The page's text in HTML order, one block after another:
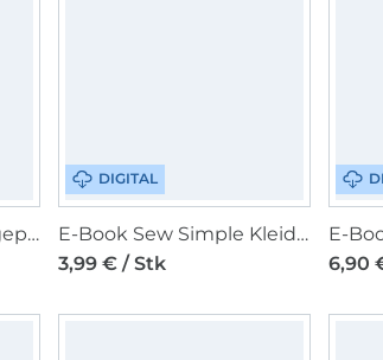
E-Book Malomi Handgepäcktasche EVELIN
DIGITAL
E-Book Sew Simple Kleid Maura
3,99 € / Stk
6,90